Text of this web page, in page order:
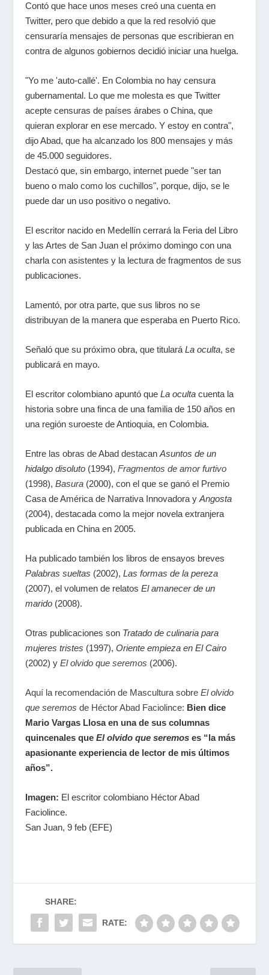
Contó que hace unos meses creó una cuenta en
Twitter, pero que debido a que la red resolvió que
censuraría mensajes de personas que escribieran en
contra de algunos gobiernos decidió iniciar una huelga.
"Yo me 'auto-callé'. En Colombia no hay censura
gubernamental. Lo que me molesta es que Twitter
acepte censuras de países árabes o China, que
quieran explorar en ese mercado. Y estoy en contra",
dijo Abad, que ha alcanzado los 800 mensajes y más
de 45.000 seguidores.
Destacó que, sin embargo, internet puede "ser tan
bueno o malo como los cuchillos", porque, dijo, se le
puede dar un uso positivo o negativo.
El escritor nacido en Medellín cerrará la Feria del Libro
y las Artes de San Juan el próximo domingo con una
charla con asistentes y la lectura de fragmentos de sus
publicaciones.
Lamentó, por otra parte, que sus libros no se
distribuyan de la manera que esperaba en Puerto Rico.
Señaló que su próximo obra, que titularáLa oculta, se
publicará en mayo.
El escritor colombiano apuntó queLa oculta cuenta la
historia sobre una finca de una familia de 150 años en
una región suroeste de Antioquia, en Colombia.
Entre las obras de Abad destacanAsuntos de un
hidalgo disoluto (1994),Fragmentos de amor furtivo
(1998),Basura (2000), con el que se ganó el Premio
Casa de América de Narrativa Innovadora yAngosta
(2004), destacada como la mejor novela extranjera
publicada en China en 2005.
Ha publicado también los libros de ensayos breves
Palabras sueltas (2002),Las formas de la pereza
(2007), el volumen de relatosEl amanecer de un
marido (2008).
Otras publicaciones son Tratado de culinaria para
mujeres tristes (1997),Oriente empieza en El Cairo
(2002) yEl olvido que seremos (2006).
Aquí la recomendación de Mascultura sobreEl olvido
que seremosde Héctor Abad Faciolince: Bien dice
Mario Vargas Llosa en una de sus columnas
quincenales queEl olvido que seremos es “la más
apasionante experiencia de lector de mis últimos
años”.
Imagen: El escritor colombiano Héctor Abad
Faciolince.
San Juan, 9 feb (EFE)
SHARE:
RATE: